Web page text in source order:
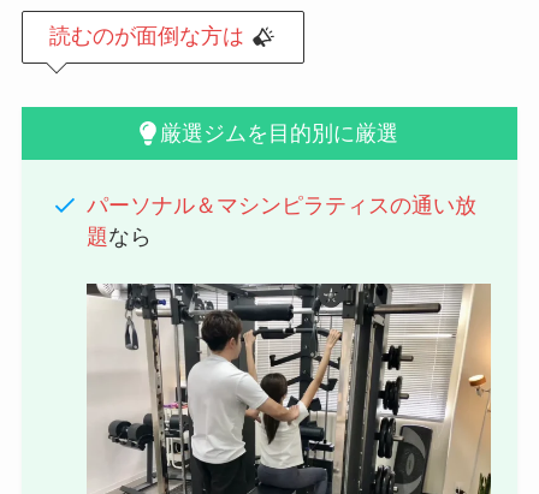
読むのが面倒な方は
厳選ジムを目的別に厳選
パーソナル＆マシンピラティスの通い放
題なら